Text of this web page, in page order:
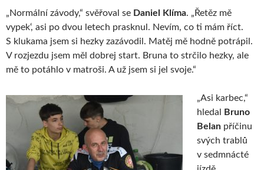
„Normální závody,“ svěřoval se Daniel Klíma. „Řetěz mě
vypek‘, asi po dvou letech prasknul. Nevím, co ti mám říct.
S klukama jsem si hezky zazávodil. Matěj mě hodně potrápil.
V rozjezdu jsem měl dobrej start. Bruna to strčilo hezky, ale
mě to potáhlo v matroši. A už jsem si jel svoje.“
„Asi karbec,“
hledal
Bruno
Belan příčinu
svých trablů
v sedmnácté